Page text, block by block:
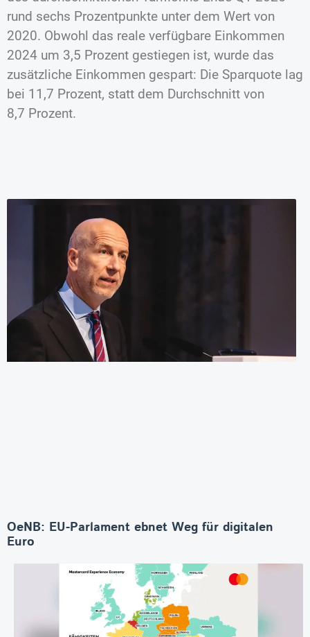
rund sechs Prozentpunkte unter dem Wert von
2020. Obwohl das reale verfügbare Einkommen
2024 um 3,5 Prozent gestiegen ist, wurde das
zusätzliche Einkommen gespart: Die Sparquote lag
bei 11,7 Prozent, statt dem Durchschnitt von
8,7 Prozent.
OeNB: EU-Parlament ebnet Weg für digitalen
Euro